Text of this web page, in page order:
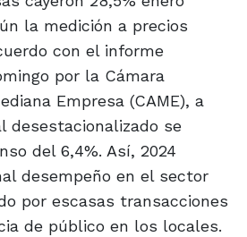
la medición a precios
con el informe
por la Cámara
Empresa (CAME), a
desestacionalizado se
del 6,4%. Así, 2024
desempeño en el sector
por escasas transacciones
de público en los locales.